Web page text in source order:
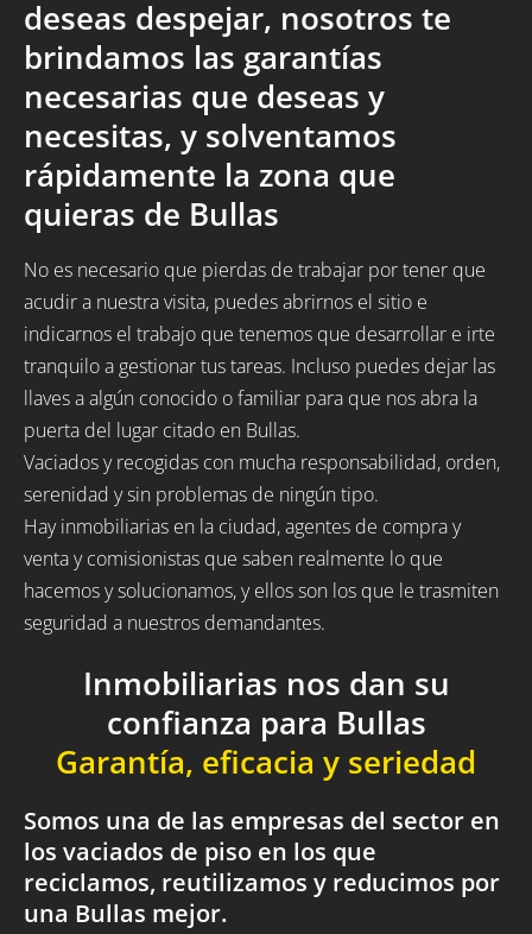
deseas despejar, nosotros te
brindamos las garantías
necesarias que deseas y
necesitas, y solventamos
rápidamente la zona que
quieras de Bullas
No es necesario que pierdas de trabajar por tener que
acudir a nuestra visita, puedes abrirnos el sitio e
indicarnos el trabajo que tenemos que desarrollar e irte
tranquilo a gestionar tus tareas. Incluso puedes dejar las
llaves a algún conocido o familiar para que nos abra la
puerta del lugar citado en Bullas.
Vaciados y recogidas con mucha responsabilidad, orden,
serenidad y sin problemas de ningún tipo.
Hay inmobiliarias en la ciudad, agentes de compra y
venta y comisionistas que saben realmente lo que
hacemos y solucionamos, y ellos son los que le trasmiten
seguridad a nuestros demandantes.
Inmobiliarias nos dan su
confianza para Bullas
Garantía, eficacia y seriedad
Somos una de las empresas del sector en
los vaciados de piso en los que
reciclamos, reutilizamos y reducimos por
una Bullas mejor.